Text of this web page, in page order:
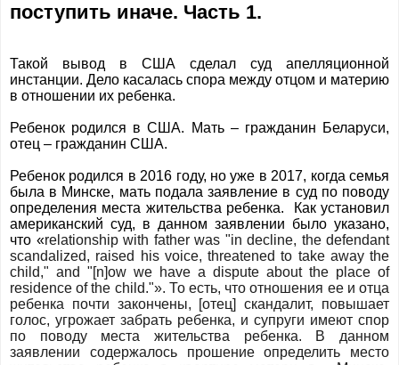
поступить иначе. Часть 1.
Такой вывод в США сделал суд апелляционной
инстанции. Дело касалась спора между отцом и материю
в отношении их ребенка.
Ребенок родился в США. Мать – гражданин Беларуси,
отец – гражданин США.
Ребенок родился в 2016 году, но уже в 2017, когда семья
была в Минске, мать подала заявление в суд по поводу
определения места жительства ребенка.
Как установил
американский суд, в данном заявлении было указано,
что «relationship with father was "in decline, the defendant
scandalized, raised his voice, threatened to take away the
child," and "[n]ow we have a dispute about the place of
residence of the child."». То есть, что отношения ее и отца
ребенка почти закончены, [отец] скандалит, повышает
голос, угрожает забрать ребенка, и супруги имеют спор
по поводу места жительства ребенка. В данном
заявлении содержалось прошение определить место